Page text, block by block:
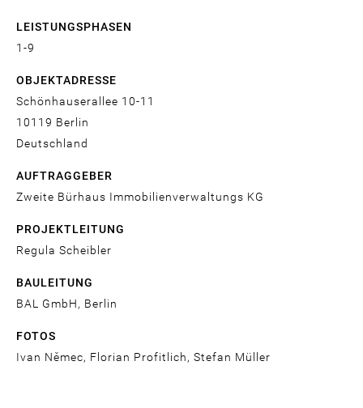
LEISTUNGSPHASEN
1-9
OBJEKTADRESSE
Schönhauserallee 10-11
10119 Berlin
Deutschland
AUFTRAGGEBER
Zweite Bürhaus Immobilienverwaltungs KG
PROJEKTLEITUNG
Regula Scheibler
BAULEITUNG
BAL GmbH, Berlin
FOTOS
Ivan Němec, Florian Profitlich, Stefan Müller